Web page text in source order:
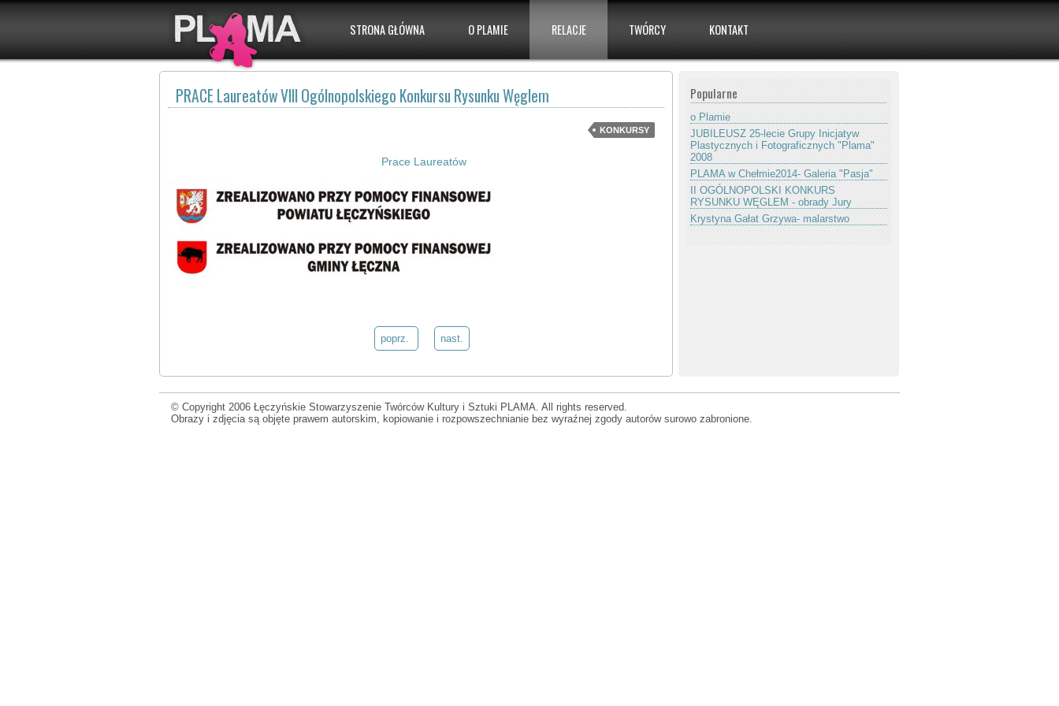
STRONA GŁÓWNA O PLAMIE RELACJE TWÓRCY KONTAKT
PRACE Laureatów VIII Ogólnopolskiego Konkursu Rysunku Węglem
KONKURSY
Prace Laureatów
poprz. nast.
Popularne
o Plamie
JUBILEUSZ 25-lecie Grupy Inicjatyw
Plastycznych i Fotograficznych "Plama"
2008
PLAMA w Chełmie2014- Galeria "Pasja"
II OGÓLNOPOLSKI KONKURS
RYSUNKU WĘGLEM - obrady Jury
Krystyna Gałat Grzywa- malarstwo
© Copyright 2006 Łęczyńskie Stowarzyszenie Twórców Kultury i Sztuki PLAMA. All rights reserved.
Obrazy i zdjęcia są objęte prawem autorskim, kopiowanie i rozpowszechnianie bez wyraźnej zgody autorów surowo zabronione.